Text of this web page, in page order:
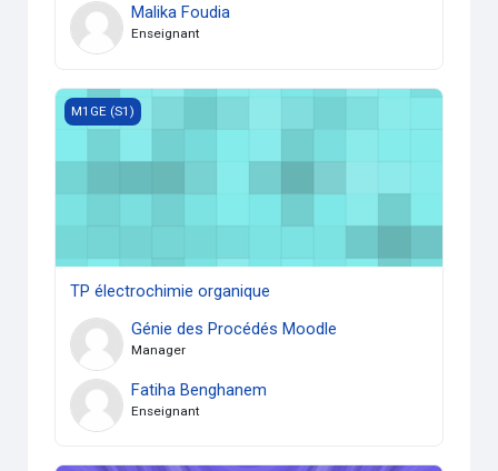
Malika Foudia
Enseignant
TP électrochimie organique
M1GE (S1)
TP électrochimie organique
Génie des Procédés Moodle
Manager
Fatiha Benghanem
Enseignant